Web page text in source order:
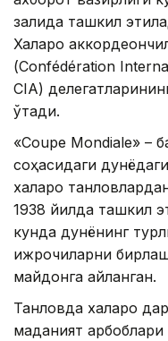
залида ташкил
Халқаро
(Confédération
CIA)
ўтади.
«Coupe Mondiale» –
соҳасидаги
халқаро
1938 йилда ташкил
кунда дунёнинг
ижрочиларни
майдонга айланган.
Танловда халқаро
маданият